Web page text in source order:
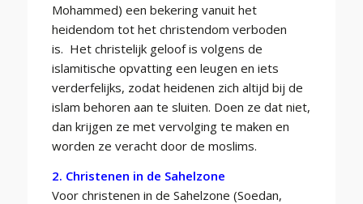
Mohammed) een bekering vanuit het
heidendom tot het christendom verboden
is. Het christelijk geloof is volgens de
islamitische opvatting een leugen en iets
verderfelijks, zodat heidenen zich altijd bij de
islam behoren aan te sluiten. Doen ze dat niet,
dan krijgen ze met vervolging te maken en
worden ze veracht door de moslims.
2. Christenen in de Sahelzone
Voor christenen in de Sahelzone (Soedan,